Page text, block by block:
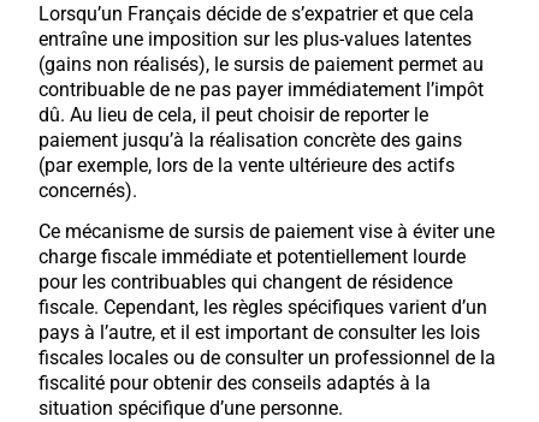
Lorsqu’un Français décide de s’expatrier et que cela
entraîne une imposition sur les plus-values latentes
(gains non réalisés), le sursis de paiement permet au
contribuable de ne pas payer immédiatement l’impôt
dû. Au lieu de cela, il peut choisir de reporter le
paiement jusqu’à la réalisation concrète des gains
(par exemple, lors de la vente ultérieure des actifs
concernés).
Ce mécanisme de sursis de paiement vise à éviter une
charge fiscale immédiate et potentiellement lourde
pour les contribuables qui changent de résidence
fiscale. Cependant, les règles spécifiques varient d’un
pays à l’autre, et il est important de consulter les lois
fiscales locales ou de consulter un professionnel de la
fiscalité pour obtenir des conseils adaptés à la
situation spécifique d’une personne.